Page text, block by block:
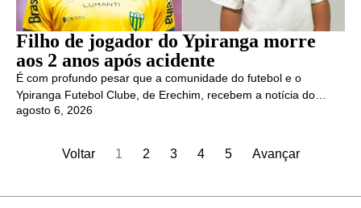
Filho de jogador do Ypiranga morre
aos 2 anos após acidente
É com profundo pesar que a comunidade do futebol e o
Ypiranga Futebol Clube, de Erechim, recebem a notícia do…
agosto 6, 2026
Voltar 1 2 3 4 5 Avançar